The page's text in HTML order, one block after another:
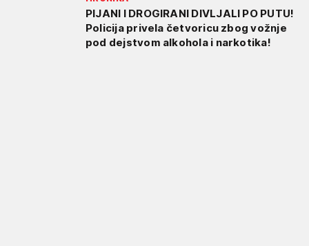
PIJANI I DROGIRANI DIVLJALI PO PUTU!
Policija privela četvoricu zbog vožnje
pod dejstvom alkohola i narkotika!